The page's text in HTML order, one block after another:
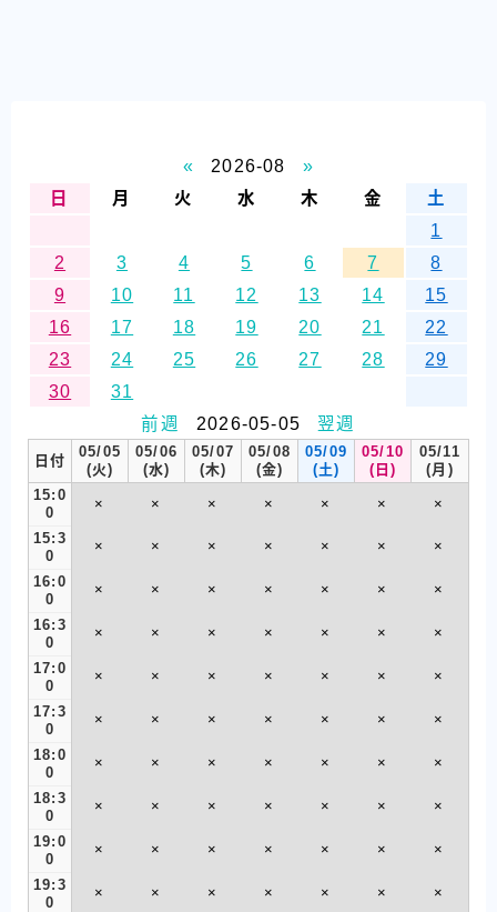
« 2026-08
»
日
月 火 水 木 金
土
1
2
3 4 5 6 7
8
9
10 11 12 13 14
15
16
17 18 19 20 21
22
23
24 25 26 27 28
29
30
31
前週
2026-05-05 翌週
日付
05/05
(火)
05/06
(水)
05/07
(木)
05/08
(金)
05/09
(土)
05/10
(日)
05/11
(月)
15:0
0
× × × × × × ×
15:3
0
× × × × × × ×
16:0
0
× × × × × × ×
16:3
0
× × × × × × ×
17:0
0
× × × × × × ×
17:3
0
× × × × × × ×
18:0
0
× × × × × × ×
18:3
0
× × × × × × ×
19:0
0
× × × × × × ×
19:3
0
× × × × × × ×